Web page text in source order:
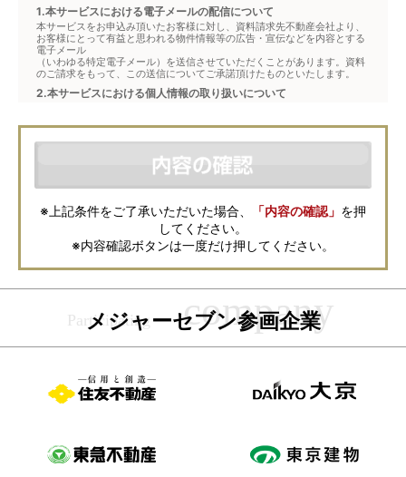
1.本サービスにおける電子メールの配信について
本サービスをお申込み頂いたお客様に対し、資料請求先不動産会社より、
お客様にとって有益と思われる物件情報等の広告・宣伝などを内容とする
電子メール
（いわゆる特定電子メール）を送信させていただくことがあります。資料
のご請求をもって、この送信についてご承諾頂けたものといたします。
2.本サービスにおける個人情報の取り扱いについて
本フォームからお客様が記入・登録された個人情報は、ダイレクトメール
などの資料送付・電子メールの送信・電話連絡などの目的で資料請求先不
動産会社が利用・保管します。資料請求先不動産会社が保管する個人情報
の取扱いについては、各不動産会社に直接お問合せください。
また、上記とは別にメジャーセブンでは本サービスを円滑に運用するため
に、お客様の個人情報をサービスご利用の控えとして一定期間保管いたし
ます。 ご記入の内容が不明瞭で資料をお送りできない場合、その他当社が
本サービスを円滑に運用するために必要な範囲において、直接メジャーセ
ブンから確認のご連絡をさせていただくことがありますので、あらかじめ
ご了承ください。
メジャーセブンの個人情報の取扱い方針についてはこちらをご覧くださ
※上記条件をご了承いただいた場合、 「内容の確認」 を押
してください。
※内容確認ボタンは一度だけ押してください。
メジャーセブン参画企業